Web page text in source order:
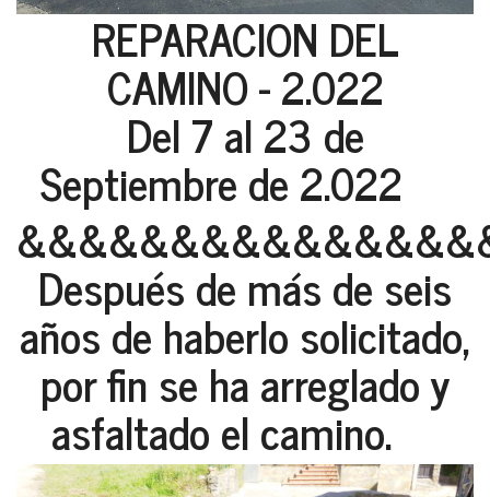
REPARACION DEL
CAMINO - 2.022
Del 7 al 23 de
Septiembre de 2.022
Después de más de seis
años de haberlo solicitado,
por fin se ha arreglado y
asfaltado el camino.